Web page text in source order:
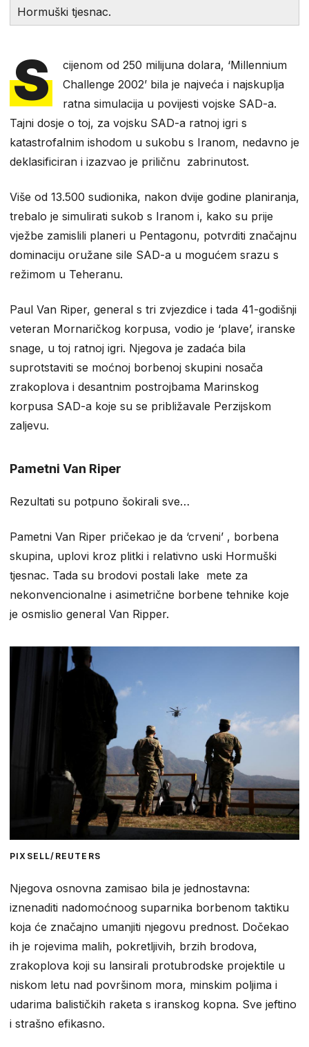
Hormuški tjesnac.
S
cijenom od 250 milijuna dolara, ‘Millennium
Challenge 2002’ bila je najveća i najskuplja
ratna simulacija u povijesti vojske SAD-a.
Tajni dosje o toj, za vojsku SAD-a ratnoj igri s
katastrofalnim ishodom u sukobu s Iranom, nedavno je
deklasificiran i izazvao je priličnu zabrinutost.
Više od 13.500 sudionika, nakon dvije godine planiranja,
trebalo je simulirati sukob s Iranom i, kako su prije
vježbe zamislili planeri u Pentagonu, potvrditi značajnu
dominaciju oružane sile SAD-a u mogućem srazu s
režimom u Teheranu.
Paul Van Riper, general s tri zvjezdice i tada 41-godišnji
veteran Mornaričkog korpusa, vodio je ‘plave’, iranske
snage, u toj ratnoj igri. Njegova je zadaća bila
suprotstaviti se moćnoj borbenoj skupini nosača
zrakoplova i desantnim postrojbama Marinskog
korpusa SAD-a koje su se približavale Perzijskom
zaljevu.
Pametni Van Riper
Rezultati su potpuno šokirali sve…
Pametni Van Riper pričekao je da ‘crveni’ , borbena
skupina, uplovi kroz plitki i relativno uski Hormuški
tjesnac. Tada su brodovi postali lake mete za
nekonvencionalne i asimetrične borbene tehnike koje
je osmislio general Van Ripper.
PIXSELL/REUTERS
Njegova osnovna zamisao bila je jednostavna:
iznenaditi nadomoćnoog suparnika borbenom taktiku
koja će značajno umanjiti njegovu prednost. Dočekao
ih je rojevima malih, pokretljivih, brzih brodova,
zrakoplova koji su lansirali protubrodske projektile u
niskom letu nad površinom mora, minskim poljima i
udarima balističkih raketa s iranskog kopna. Sve jeftino
i strašno efikasno.